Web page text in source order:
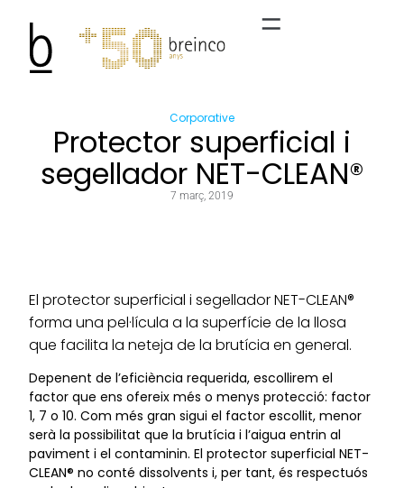
Corporative
Protector superficial i
segellador NET-CLEAN®
7 març, 2019
El protector superficial i segellador NET-CLEAN®
forma una pel·lícula a la superfície de la llosa
que facilita la neteja de la brutícia en general.
Depenent de l’eficiència requerida, escollirem el
factor que ens ofereix més o menys protecció: factor
1, 7 o 10. Com més gran sigui el factor escollit, menor
serà la possibilitat que la brutícia i l’aigua entrin al
paviment i el contaminin. El protector superficial NET-
CLEAN® no conté dissolvents i, per tant, és respectuós